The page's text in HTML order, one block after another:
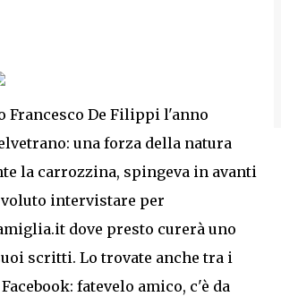
Francesco De Filippi l'anno
una forza della natura
la carrozzina, spingeva in avanti
intervistare per
dove presto curerà uno
scritti. Lo trovate anche tra i
fatevelo amico, c'è da